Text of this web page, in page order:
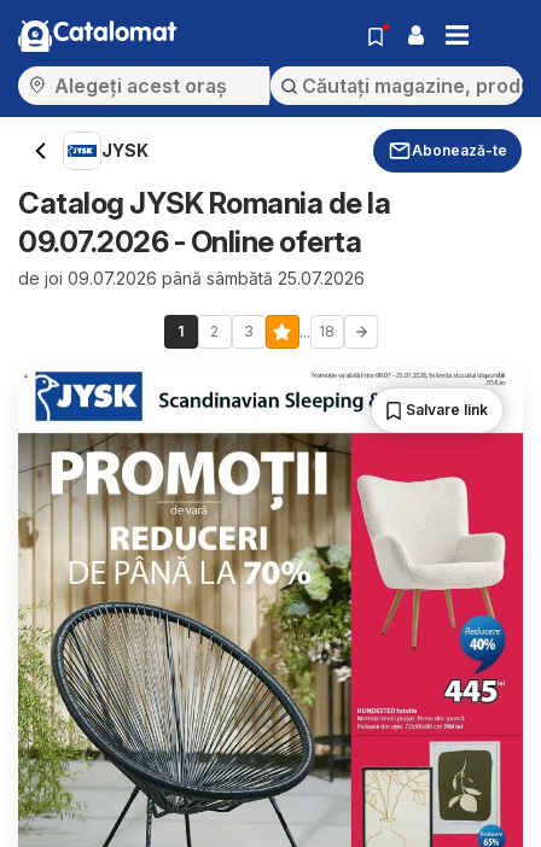
Catalomat
JYSK Abonează-te
Catalog JYSK Romania de la
09.07.2026 - Online oferta
de joi 09.07.2026 până sâmbătă 25.07.2026
1 2 3 ... 18
Salvare link